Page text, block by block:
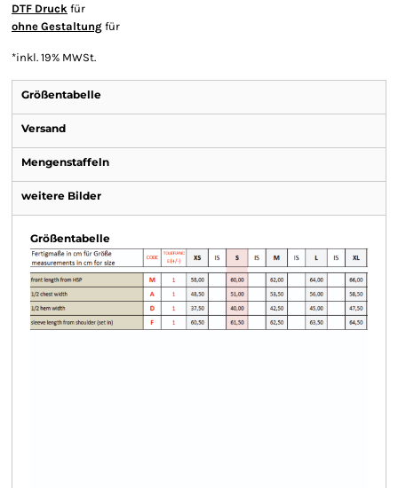
DTF Druck für
ohne Gestaltung für
*inkl. 19% MWSt.
Größentabelle
Versand
Mengenstaffeln
weitere Bilder
Größentabelle